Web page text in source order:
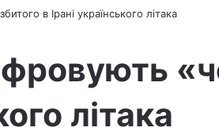
в Ірані українського літака
літака